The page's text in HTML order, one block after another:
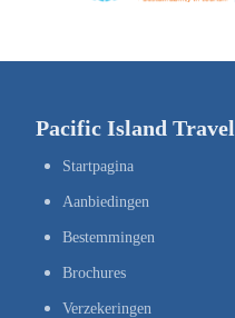
Pacific Island Travel
Startpagina
Aanbiedingen
Bestemmingen
Brochures
Verzekeringen